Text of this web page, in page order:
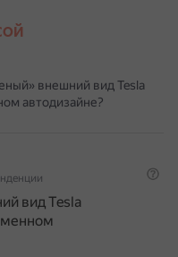
внешний вид Tesla
автодизайне?
вид Tesla